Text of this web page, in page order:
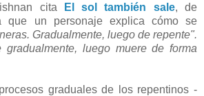
cita El sol también sale, de
que un personaje explica cómo se
Gradualmente, luego de repente".
gradualmente, luego muere de forma
graduales de los repentinos -